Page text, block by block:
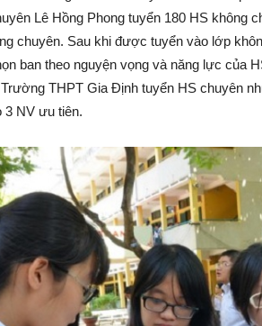
Lê Hồng Phong tuyển 180 HS không
chuyên. Sau khi được tuyển vào lớp
ban theo nguyện vọng và năng lực của
THPT Gia Định tuyển HS chuyên
3 NV ưu tiên.